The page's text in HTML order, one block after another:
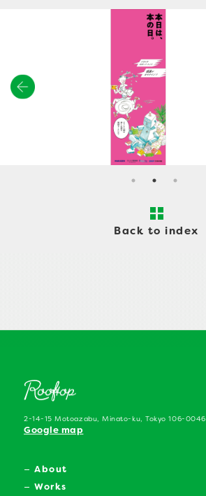
Back to index
2-14-15 Motoazabu, Minato-ku, Tokyo 106-0046
Google map
About
Works